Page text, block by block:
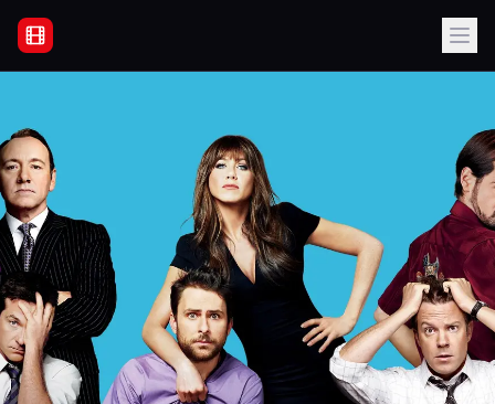
Filme Online Subtitrate - Acasă